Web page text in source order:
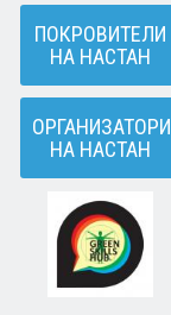
ПОКРОВИТЕЛИ
НА НАСТАН
ОРГАНИЗАТОРИ
НА НАСТАН